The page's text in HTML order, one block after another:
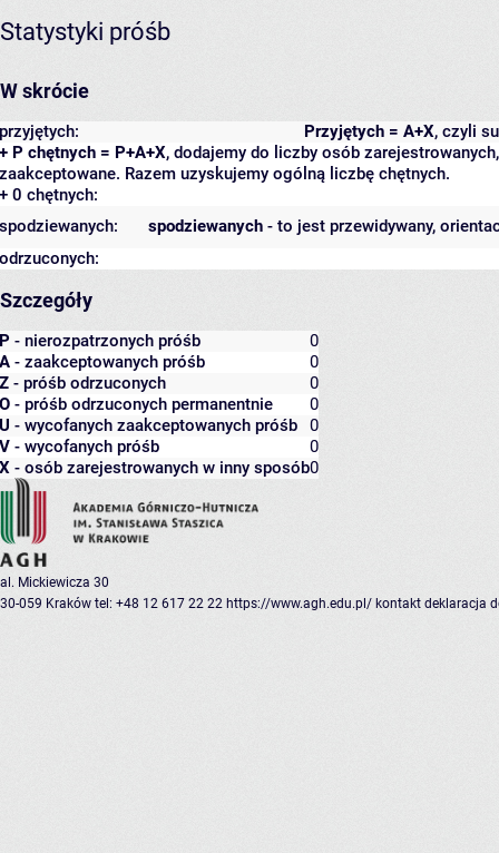
Statystyki próśb
W skrócie
Przyjętych = A+X, czyli
przyjętych:
+ P chętnych = P+A+X, dodajemy do liczby osób
zaakceptowane. Razem uzyskujemy ogólną liczbę chętnych.
+ 0 chętnych:
spodziewanych - to jest przewidywany,
spodziewanych:
odrzuconych:
Szczegóły
P - nierozpatrzonych próśb
0
A - zaakceptowanych próśb
0
Z - próśb odrzuconych
0
O - próśb odrzuconych permanentnie
0
U - wycofanych zaakceptowanych próśb
0
V - wycofanych próśb
0
X - osób zarejestrowanych w inny sposób0
al. Mickiewicza 30
30-059 Kraków tel: +48 12 617 22 22 https://www.agh.edu.pl/ kontakt deklaracja